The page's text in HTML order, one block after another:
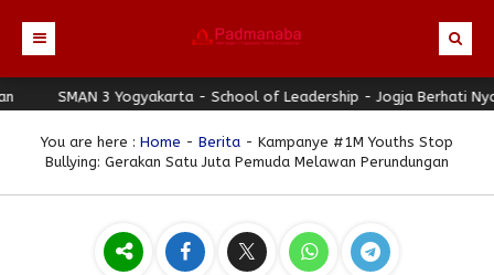
Beranda
Profil
Struktur Organisasi
Guru & Karyawan
3 Yogyakarta - School of Leadership - Jogja Berhati Nyaman
You are here : Home - Berita - Kampanye #1M Youths Stop
Bullying: Gerakan Satu Juta Pemuda Melawan Perundungan